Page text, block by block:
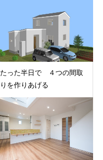
たった半日で ４つの間取
りを作りあげる